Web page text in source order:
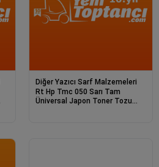
Diğer Yazıcı Sarf Malzemeleri
Rt Hp Tmc 050 Sarı Tam
Üniversal Japon Toner Tozu